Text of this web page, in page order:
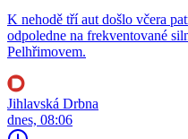
K nehodě tří aut došlo včera
odpoledne na frekventované
Pelhřimovem.
Jihlavská Drbna
dnes, 08:06